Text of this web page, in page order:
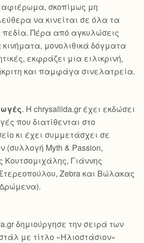
αφιέρωμα, σκοπίμως μη
να κινείται σε όλα τα
πεδία. Πέρα από αγκυλώσεις
μονολιθικά δόγματα
εκφράζει μια ειλικρινή,
και παμφάγα σινελατρεία.
. Η chrysallida.gr έχει εκδώσει
που διατίθενται στο
κι έχει συμμετάσχει σε
(συλλογή Myth & Passion,
Κουτσομιχάλης, Γιάννης
Zebra και Βώλακας
δημιούργησε την σειρά των
με τίτλο «Ηλιοστάσιον»